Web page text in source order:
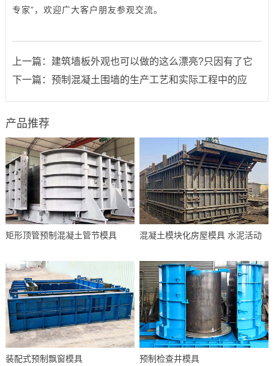
专家”，欢迎广大客户朋友参观交流。
上一篇： 建筑墙板外观也可以做的这么漂亮?只因有了它
下一篇： 预制混凝土围墙的生产工艺和实际工程中的应
产品推荐
矩形顶管预制混凝土管节模具 混凝土模块化房屋模具 水泥活动
装配式预制飘窗模具 预制检查井模具